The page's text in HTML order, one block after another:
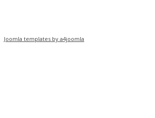
Joomla templates by a4joomla